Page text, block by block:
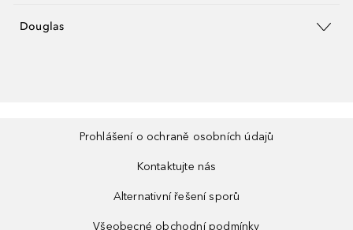
Douglas
Prohlášení o ochraně osobních údajů
Kontaktujte nás
Alternativní řešení sporů
Všeobecné obchodní podmínky